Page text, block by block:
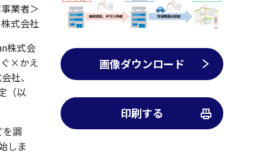
業者＞
式会社
株式会
ぐ×かえ
社、
（以
調
しま
画像ダウンロード
印刷する